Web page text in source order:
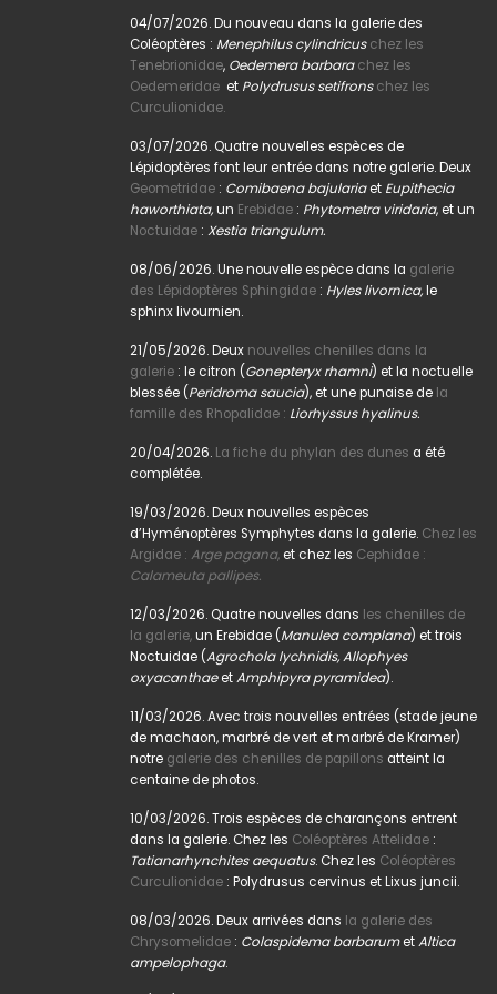
04/07/2026. Du nouveau dans la galerie des
Coléoptères : Menephilus cylindricus chez les
Tenebrionidae, Oedemera barbara chez les
Oedemeridae et Polydrusus setifrons chez les
Curculionidae.
03/07/2026. Quatre nouvelles espèces de
Lépidoptères font leur entrée dans notre galerie. Deux
Geometridae : Comibaena bajulariaet Eupithecia
haworthiata,un Erebidae : Phytometra viridaria, et un
Noctuidae : Xestia triangulum.
08/06/2026. Une nouvelle espèce dans la galerie
des Lépidoptères Sphingidae : Hyles livornica,le
sphinx livournien.
21/05/2026. Deux nouvelles chenilles dans la
galerie : le citron (Gonepteryx rhamni) et la noctuelle
blessée (Peridroma saucia), et une punaise de la
famille des Rhopalidae : Liorhyssus hyalinus.
20/04/2026. La fiche du phylan des dunes a été
complétée.
19/03/2026. Deux nouvelles espèces
d’Hyménoptères Symphytes dans la galerie. Chez les
Argidae : Arge pagana,et chez les Cephidae :
Calameuta pallipes.
12/03/2026. Quatre nouvelles dans les chenilles de
la galerie,un Erebidae (Manulea complana) et trois
Noctuidae (Agrochola lychnidis, Allophyes
oxyacanthaeetAmphipyra pyramidea).
11/03/2026. Avec trois nouvelles entrées (stade jeune
de machaon, marbré de vert et marbré de Kramer)
notre galerie des chenilles de papillons atteint la
centaine de photos.
10/03/2026. Trois espèces de charançons entrent
dans la galerie. Chez les Coléoptères Attelidae :
Tatianarhynchites aequatus. Chez les Coléoptères
Curculionidae : Polydrusus cervinus et Lixus juncii.
08/03/2026. Deux arrivées dans la galerie des
Chrysomelidae : Colaspidema barbarumetAltica
ampelophaga.